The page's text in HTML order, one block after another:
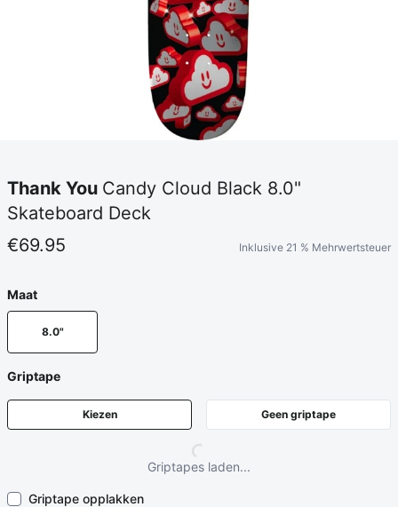
Thank You Candy Cloud Black 8.0"
Skateboard Deck
€69.95
Inklusive 21 % Mehrwertsteuer
Maat
8.0"
Griptape
Kiezen Geen griptape
Griptapes laden...
Griptape opplakken